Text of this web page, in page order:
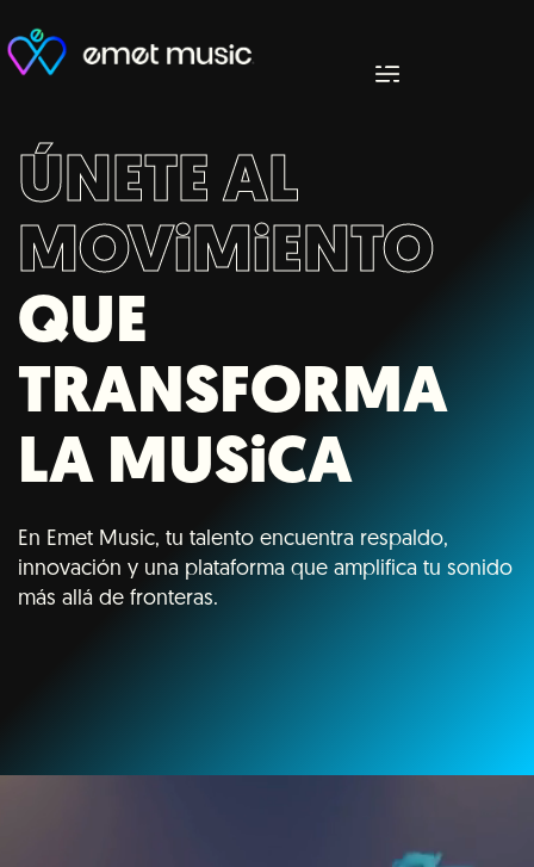
ÚNETE AL
MOViMiENTO
QUE
TRANSFORMA
LA MUSiCA
En Emet Music, tu talento encuentra respaldo,
innovación y una plataforma que amplifica tu sonido
más allá de fronteras.